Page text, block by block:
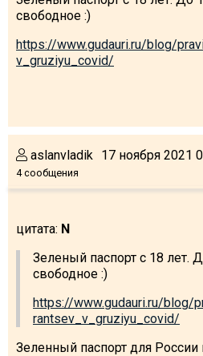
свободное :)
https://www.gudauri.ru/blog/
v_gruziyu_covid/
aslanvladik
4 сообщения
17 ноября 2021
цитата: N
Зеленый паспорт с 18 лет.
свободное :)
https://www.gudauri.ru/blog/
rantsev_v_gruziyu_covid/
Зеленный паспорт для России